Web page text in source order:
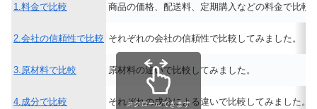
1.料金で比較 商品の価格、配送料、定期購入などの料金で比較
2.会社の信頼性で比較 それぞれの会社の信頼性で比較してみました。
3.原材料で比較 原材料の違いで比較してみました。
4.成分で比較 それぞれの成分による違いで比較してみました。
スクロールできます